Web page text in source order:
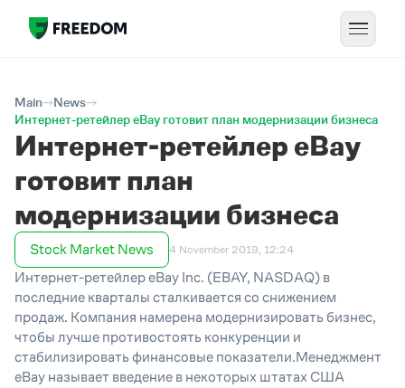
Main
News
Интернет-ретейлер eBay готовит план модернизации бизнеса
Интернет-ретейлер eBay
готовит план
модернизации бизнеса
Stock Market News 4 November 2019, 12:24
Интернет-ретейлер eBay Inc. (EBAY, NASDAQ) в
последние кварталы сталкивается со снижением
продаж. Компания намерена модернизировать бизнес,
чтобы лучше противостоять конкуренции и
стабилизировать финансовые показатели.Менеджмент
eBay называет введение в некоторых штатах США